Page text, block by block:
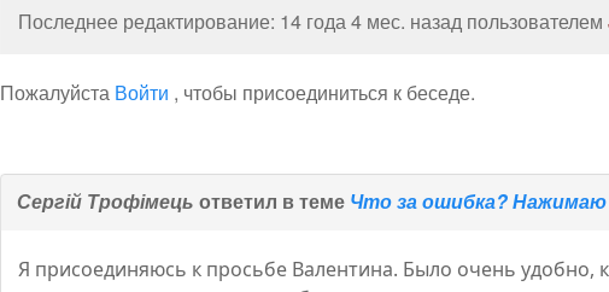
Последнее редактирование: 14 года 4 мес. назад пользователем
Пожалуйста Войти , чтобы присоединиться к беседе.
Сергій Трофімець ответил в теме Что за ошибка?
Я присоединяюсь к просьбе Валентина. Было очень удобно,